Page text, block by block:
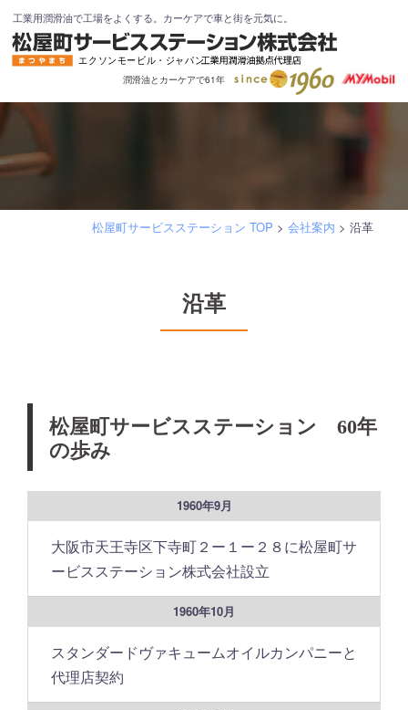
ン
テ
ス
ッ
工業用潤滑油で工場をよくする。カーケアで車と街を元気に。
潤滑油とカーケアで61年
松屋町サービスステーション TOP >会社案内 >沿革
沿革
松屋町サービスステーション 60年
の歩み
1960年9月
大阪市天王寺区下寺町２ー１ー２８に松屋町サ
ービスステーション株式会社設立
1960年10月
スタンダードヴァキュームオイルカンパニーと
代理店契約